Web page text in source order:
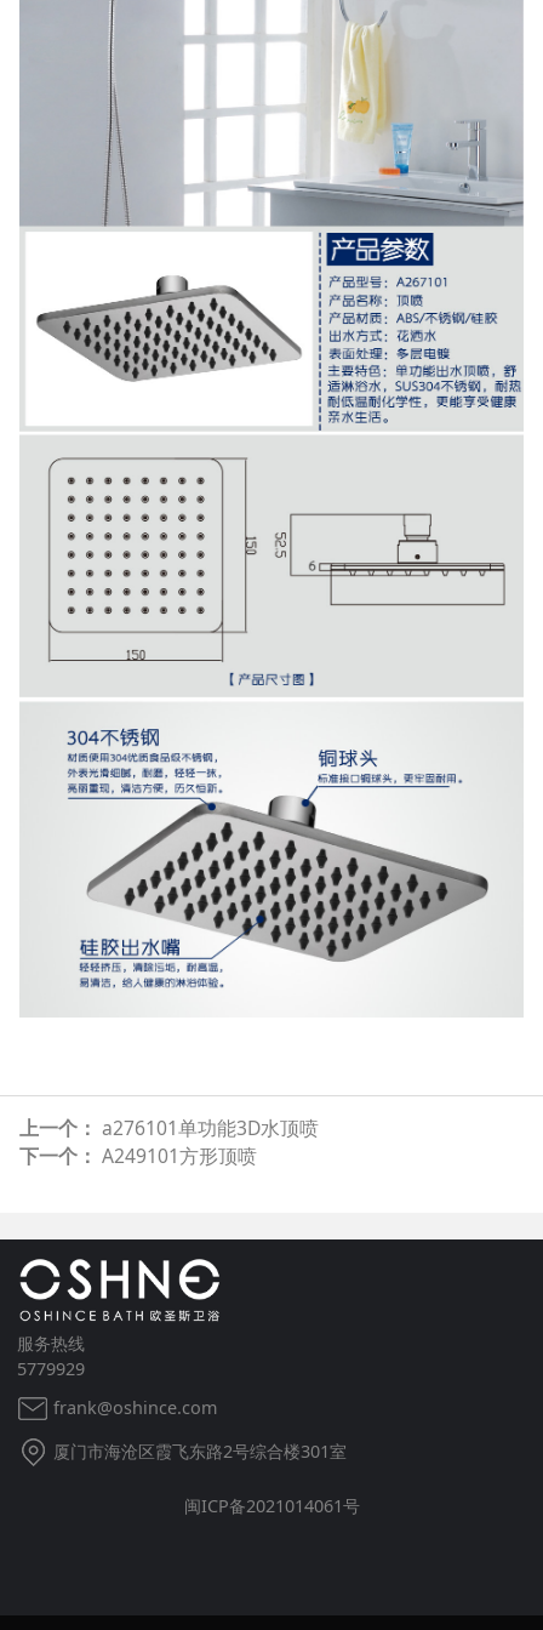
上一个： a276101单功能3D水顶喷
下一个： A249101方形顶喷
服务热线
5779929
frank@oshince.com
厦门市海沧区霞飞东路2号综合楼301室
闽ICP备2021014061号